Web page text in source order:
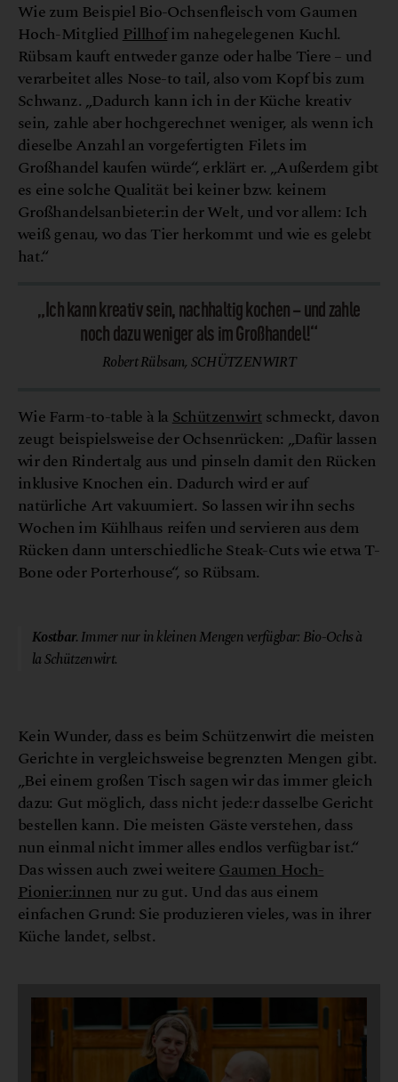
Wie zum Beispiel Bio-Ochsenfleisch vom Gaumen
Hoch-MitgliedPillhofim nahegelegenen Kuchl.
Rübsam kauft entweder ganze oder halbe Tiere – und
verarbeitet alles Nose-to tail, also vom Kopf bis zum
Schwanz. „Dadurch kann ich in der Küche kreativ
sein, zahle aber hochgerechnet weniger, als wenn ich
dieselbe Anzahl an vorgefertigten Filets im
Großhandel kaufen würde“, erklärt er. „Außerdem gibt
es eine solche Qualität bei keiner bzw. keinem
Großhandelsanbieter:in der Welt, und vor allem: Ich
weiß genau, wo das Tier herkommt und wie es gelebt
hat.“
„Ich kann kreativ sein, nachhaltig kochen – und zahle
noch dazu weniger als im Großhandel!“
Robert Rübsam, SCHÜTZENWIRT
Wie Farm-to-table à laSchützenwirtschmeckt, davon
zeugt beispielsweise der Ochsenrücken: „Dafür lassen
wir den Rindertalg aus und pinseln damit den Rücken
inklusive Knochen ein. Dadurch wird er auf
natürliche Art vakuumiert. So lassen wir ihn sechs
Wochen im Kühlhaus reifen und servieren aus dem
Rücken dann unterschiedliche Steak-Cuts wie etwa T-
Bone oder Porterhouse“, so Rübsam.
Kostbar. Immer nur in kleinen Mengen verfügbar: Bio-Ochs à
la Schützenwirt.
S
t
Kein Wunder, dass es beim Schützenwirt die meisten
Gerichte in vergleichsweise begrenzten Mengen gibt.
„Bei einem großen Tisch sagen wir das immer gleich
dazu: Gut möglich, dass nicht jede:r dasselbe Gericht
bestellen kann. Die meisten Gäste verstehen, dass
nun einmal nicht immer alles endlos verfügbar ist.“
Das wissen auch zwei weitereGaumen Hoch-
Pionier:innennur zu gut. Und das aus einem
einfachen Grund: Sie produzieren vieles, was in ihrer
Küche landet, selbst.